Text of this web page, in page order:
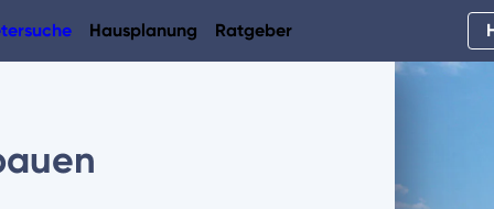
Hausplanung Ratgeber